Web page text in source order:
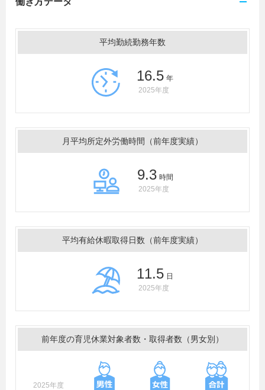
平均勤続勤務年数
16.5 年
2025年度
月平均所定外労働時間（前年度実績）
9.3 時間
2025年度
平均有給休暇取得日数（前年度実績）
11.5 日
2025年度
前年度の育児休業対象者数・取得者数（男女別）
2025年度